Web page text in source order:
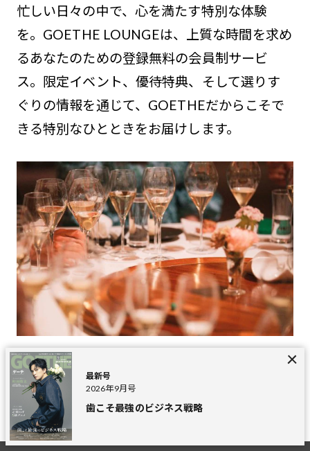
忙しい日々の中で、心を満たす特別な体験
を。GOETHE LOUNGEは、上質な時間を求め
るあなたのための登録無料の会員制サービ
ス。限定イベント、優待特典、そして選りす
ぐりの情報を通じて、GOETHEだからこそで
きる特別なひとときをお届けします。
詳しくみる
最新号
2026年9月号
歯こそ最強のビジネス戦略